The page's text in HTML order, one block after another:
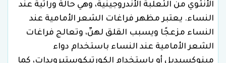
الأنثوي من الثعلبة الأندروجينية، وهي حالة وراثية عند
النساء. يعتبر مظهر فراغات الشعر الأمامية عند
النساء مزعجًا ويسبب القلق لهنّ، وتعالج فراغات
الشعر الأمامية عند النساء باستخدام دواء
مينوكسيديل أو باستخدام الكورتيكوستيرويدات، كما